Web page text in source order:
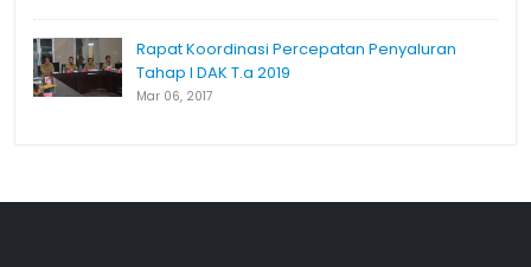
Rapat Koordinasi Percepatan Penyaluran
Tahap I DAK T.a 2019
Mar 06, 2017